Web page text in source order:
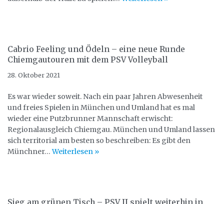
Cabrio Feeling und Ödeln – eine neue Runde
Chiemgautouren mit dem PSV Volleyball
28. Oktober 2021
Es war wieder soweit. Nach ein paar Jahren Abwesenheit
und freies Spielen in München und Umland hat es mal
wieder eine Putzbrunner Mannschaft erwischt:
Regionalausgleich Chiemgau. München und Umland lassen
sich territorial am besten so beschreiben: Es gibt den
Münchner…Weiterlesen »